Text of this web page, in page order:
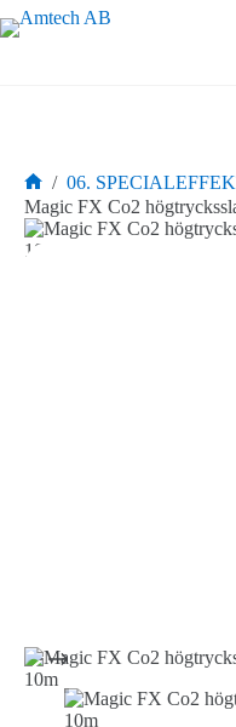
Hoppa
till
Hem
/ 06.
Magic FX Co2